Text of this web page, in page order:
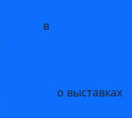
в
о выставках